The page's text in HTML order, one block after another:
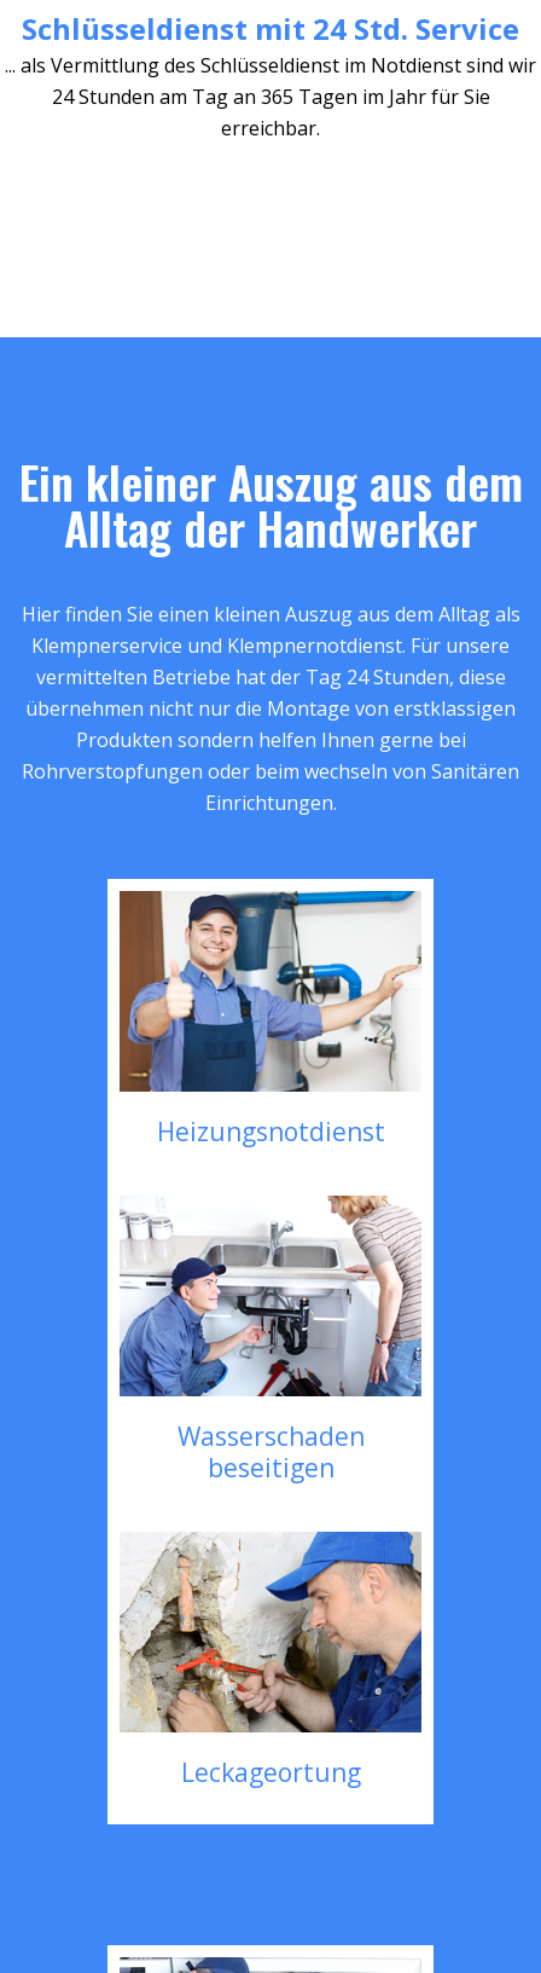
Schlüsseldienst mit 24 Std. Service
... als Vermittlung des Schlüsseldienst im Notdienst sind wir
24 Stunden am Tag an 365 Tagen im Jahr für Sie
erreichbar.
Ein kleiner Auszug aus dem
Alltag der Handwerker
Hier finden Sie einen kleinen Auszug aus dem Alltag als
Klempnerservice und Klempnernotdienst. Für unsere
vermittelten Betriebe hat der Tag 24 Stunden, diese
übernehmen nicht nur die Montage von erstklassigen
Produkten sondern helfen Ihnen gerne bei
Rohrverstopfungen oder beim wechseln von Sanitären
Einrichtungen.
Heizungsnotdienst
Wasserschaden
beseitigen
Leckageortung